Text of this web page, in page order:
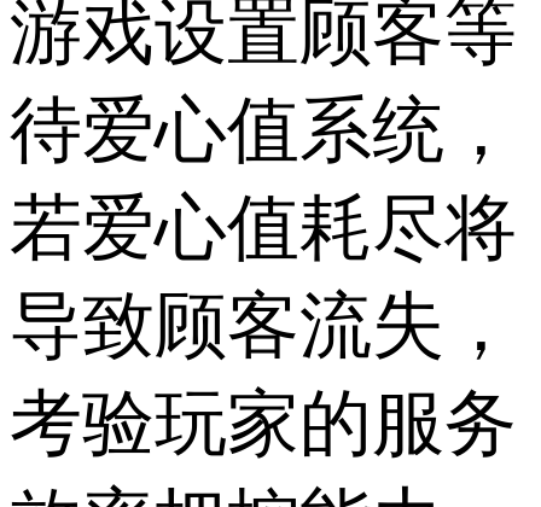
游戏设置顾客等
待爱心值系统，
若爱心值耗尽将
导致顾客流失，
考验玩家的服务